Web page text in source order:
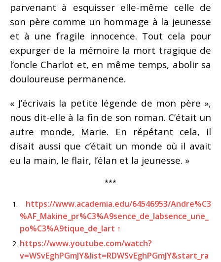
parvenant à esquisser elle-même celle de
son père comme un hommage à la jeunesse
et à une fragile innocence. Tout cela pour
expurger de la mémoire la mort tragique de
l’oncle Charlot et, en même temps, abolir sa
douloureuse permanence.
« J’écrivais la petite légende de mon père »,
nous dit-elle à la fin de son roman. C’était un
autre monde, Marie. En répétant cela, il
disait aussi que c’était un monde où il avait
eu la main, le flair, l’élan et la jeunesse. »
***
https://www.academia.edu/64546953/Andre%C3
%AF_Makine_pr%C3%A9sence_de_labsence_une_
po%C3%A9tique_de_lart ↑
https://www.youtube.com/watch?
v=WSvEghPGmJY&list=RDWSvEghPGmJY&start_ra